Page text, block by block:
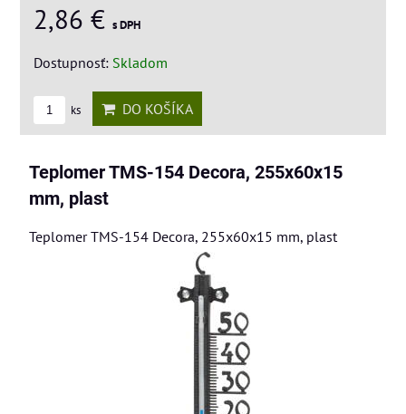
2,86 € s DPH
Dostupnosť: Skladom
ks DO KOŠÍKA
Teplomer TMS-154 Decora, 255x60x15
mm, plast
Teplomer TMS-154 Decora, 255x60x15 mm, plast